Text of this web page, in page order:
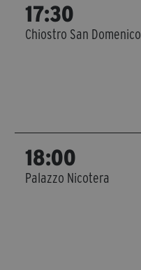
17:30
Chiostro San Domenico
18:00
Palazzo Nicotera